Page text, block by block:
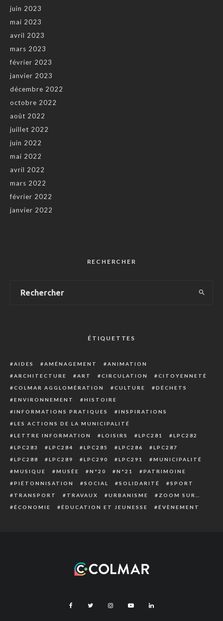
juin 2023
mai 2023
avril 2023
mars 2023
février 2023
janvier 2023
décembre 2022
octobre 2022
août 2022
juillet 2022
juin 2022
mai 2022
avril 2022
mars 2022
février 2022
janvier 2022
RECHERCHER
ÉTIQUETTES
AIDES AMÉNAGEMENT
ANIMATION
ARCHITECTURE
ART CIRCULATION
CITOYENNETÉ
COLMAR AGGLOMÉRATION
CULTURE
DÉCHETS
ENVIRONNEMENT
HISTOIRE
INFORMATIONS PRATIQUES
INSPIRATIONS
LES ACTIONS DE LA MUNICIPALITÉ
LETTRE INFORMATION
LOISIRS LPC281
LPC282
LPC283
LPC284 LPC285 LPC286
LPC287
LPC288
LPC289 LPC290 LPC291
MUNICIPALITÉ
MUSIQUE
MUSÉE N°20 N°21
PATRIMOINE
PIÉTONNISATION
SOCIAL SOLIDARITÉ
SPORT
TRANSPORT
TRAVAUX URBANISME
ZOOM SUR…
ÉCONOMIE
ÉDUCATION ET JEUNESSE ÉVÈNEMENT